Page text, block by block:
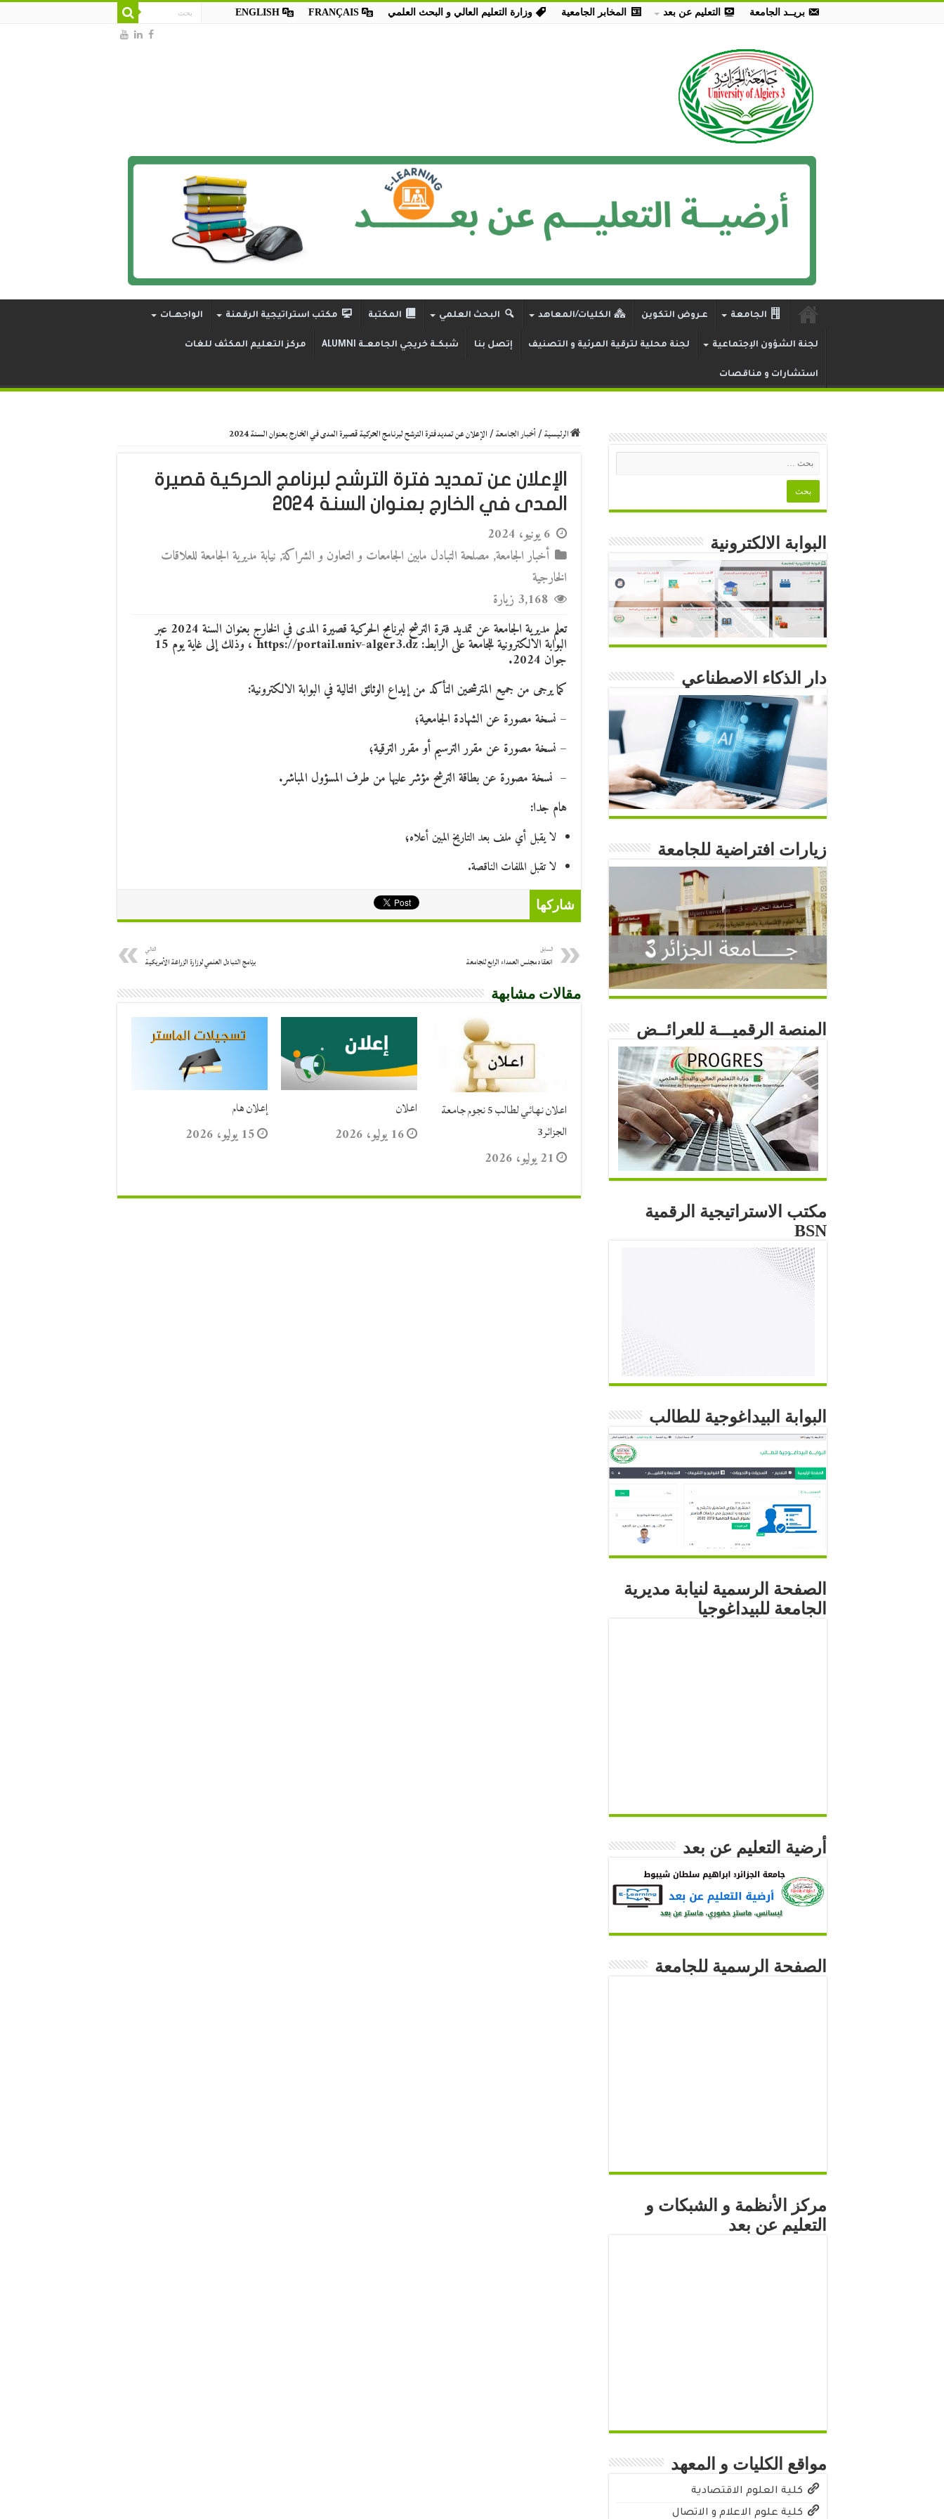
بريــد الجامعة التعليم عن بعد المخابر الجامعية وزارة التعليم العالي و البحث العلمي FRANÇAIS
ENGLISH
الجامعة عـروض التكوين الكليات/المعاهد البحث العلمي المكتبة مكتب استراتيجية الرقمنة الواجهــات
لجنة الشؤون الإجتماعية لجنة محلية لترقية المرئية و التصنيف إتصل بنا شبكــة خريجي الجامعــة ALUMNI مركز التعليم المكثف للغات
استشارات و مناقصات
الرئيسية/أخبار الجامعة/الإعلان عن تمديد فترة الترشح لبرنامج الحركية قصيرة المدى في الخارج بعنوان السنة 2024
الإعلان عن تمديد فترة الترشح لبرنامج الحركية قصيرة
المدى في الخارج بعنوان السنة 2024
6 يونيو، 2024
أخبار الجامعة, مصلحة التبادل مابين الجامعات و التعاون و الشراكة, نيابة مديرية الجامعة للعلاقات
الخارجية
3,168 زيارة
تعلم مديرية الجامعة عن تمديد فترة الترشح لبرنامج الحركية قصيرة المدى في الخارج بعنوان السنة 2024 عبر
البوابة الالكترونية للجامعة على الرابط: https://portail.univ-alger3.dz ، وذلك إلى غاية يوم 15
جوان 2024.
كما يرجى من جميع المترشحين التأكد من إيداع الوثائق التالية في البوابة الالكترونية:
– نسخة مصورة عن الشهادة الجامعية؛
– نسخة مصورة عن مقرر الترسيم أو مقرر الترقية؛
– نسخة مصورة عن بطاقة الترشح مؤشر عليها من طرف المسؤول المباشر.
هام جدا:
لا يقبل أي ملف بعد التاريخ المبين أعلاه؛
لا تقبل الملفات الناقصة.
شاركها
السابق
انعقاد مجلس العمداء الرابع للجامعة
التالي
برنامج التبادل العلمي لوزارة الزراعة الأمريكية
مقالات مشابهة
اعلان نهائي لطالب 5 نجوم جامعة
الجزائر3
21 يوليو، 2026
اعلان
16 يوليو، 2026
إعلان هام
15 يوليو، 2026
البوابة الالكترونية
دار الذكاء الاصطناعي
زيارات افتراضية للجامعة
المنصة الرقميـــة للعرائــض
مكتب الاستراتيجية الرقمية
BSN
البوابة البيداغوجية للطالب
الصفحة الرسمية لنيابة مديرية
الجامعة للبيداغوجيا
أرضية التعليم عن بعد
الصفحة الرسمية للجامعة
مركز الأنظمة و الشبكات و
التعليم عن بعد
مواقع الكليات و المعهد
كلية العلوم الاقتصادية
كلية علوم الاعلام و الاتصال